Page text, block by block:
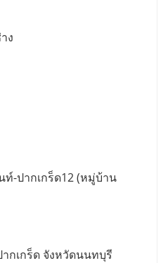
ง
-ปากเกร็ด12 (หมู่บ้าน
กเกร็ด จังหวัดนนทบุรี